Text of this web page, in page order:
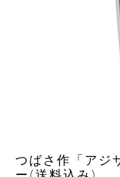
つばさ作「アジ